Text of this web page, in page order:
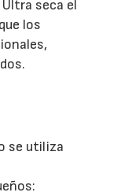
seca el
los
se utiliza